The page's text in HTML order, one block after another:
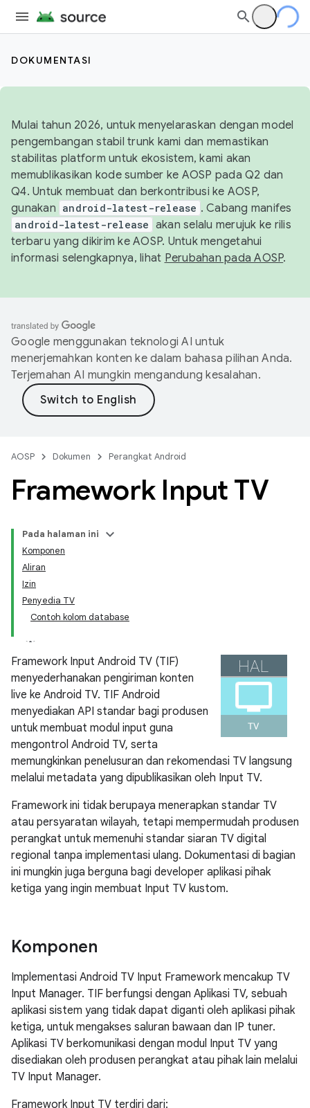
DOKUMENTASI
Mulai tahun 2026, untuk menyelaraskan dengan model
pengembangan stabil trunk kami dan memastikan
stabilitas platform untuk ekosistem, kami akan
memublikasikan kode sumber ke AOSP pada Q2 dan
Q4. Untuk membuat dan berkontribusi ke AOSP,
gunakan android-latest-release . Cabang manifes
android-latest-release akan selalu merujuk ke rilis
terbaru yang dikirim ke AOSP. Untuk mengetahui
informasi selengkapnya, lihat Perubahan pada AOSP.
Google menggunakan teknologi AI untuk
menerjemahkan konten ke dalam bahasa pilihan Anda.
Terjemahan AI mungkin mengandung kesalahan.
AOSP Dokumen Perangkat Android
Framework Input TV
Pada halaman ini
Komponen
Aliran
Izin
Penyedia TV
Contoh kolom database
Framework Input Android TV (TIF)
menyederhanakan pengiriman konten
live ke Android TV. TIF Android
menyediakan API standar bagi produsen
untuk membuat modul input guna
mengontrol Android TV, serta
memungkinkan penelusuran dan rekomendasi TV langsung
melalui metadata yang dipublikasikan oleh Input TV.
Framework ini tidak berupaya menerapkan standar TV
atau persyaratan wilayah, tetapi mempermudah produsen
perangkat untuk memenuhi standar siaran TV digital
regional tanpa implementasi ulang. Dokumentasi di bagian
ini mungkin juga berguna bagi developer aplikasi pihak
ketiga yang ingin membuat Input TV kustom.
Komponen
Implementasi Android TV Input Framework mencakup TV
Input Manager. TIF berfungsi dengan Aplikasi TV, sebuah
aplikasi sistem yang tidak dapat diganti oleh aplikasi pihak
ketiga, untuk mengakses saluran bawaan dan IP tuner.
Aplikasi TV berkomunikasi dengan modul Input TV yang
disediakan oleh produsen perangkat atau pihak lain melalui
TV Input Manager.
Framework Input TV terdiri dari: